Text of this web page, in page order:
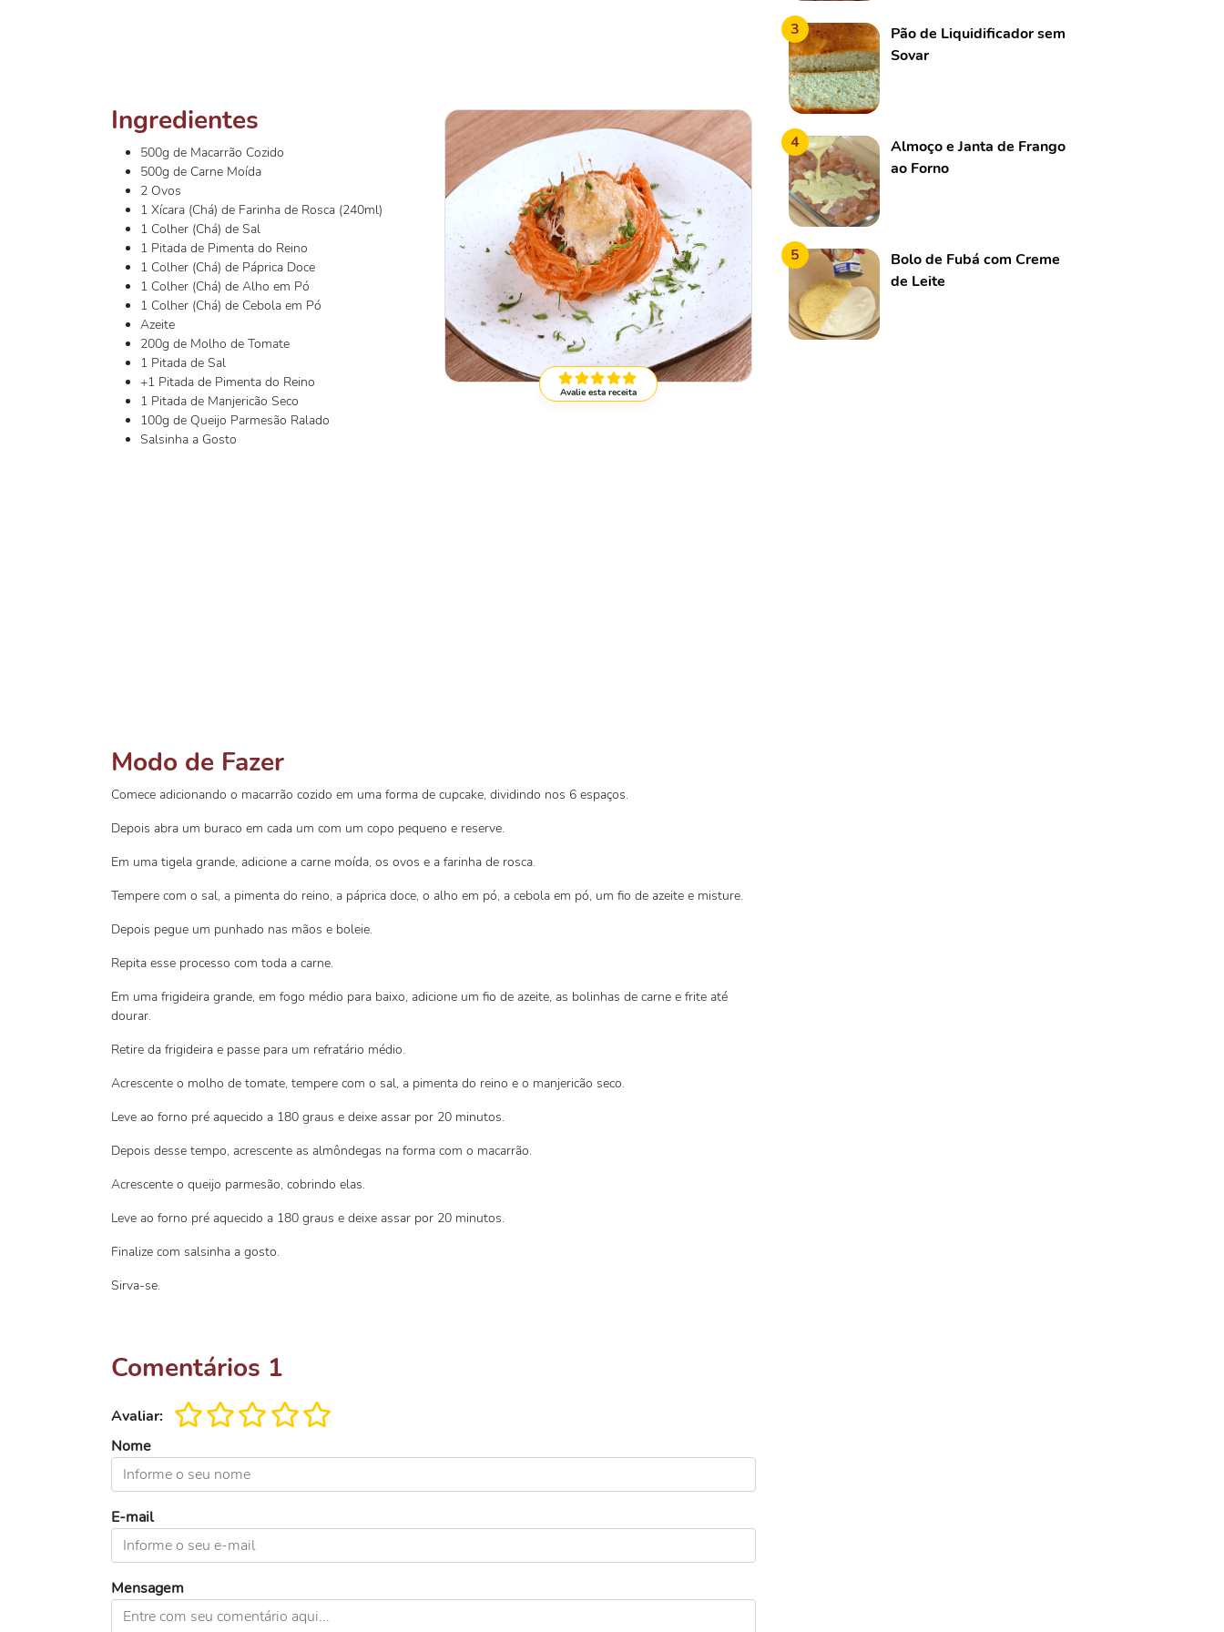
Avalie esta receita
Ingredientes
500g de Macarrão Cozido
500g de Carne Moída
2 Ovos
1 Xícara (Chá) de Farinha de Rosca (240ml)
1 Colher (Chá) de Sal
1 Pitada de Pimenta do Reino
1 Colher (Chá) de Páprica Doce
1 Colher (Chá) de Alho em Pó
1 Colher (Chá) de Cebola em Pó
Azeite
200g de Molho de Tomate
1 Pitada de Sal
+1 Pitada de Pimenta do Reino
1 Pitada de Manjericão Seco
100g de Queijo Parmesão Ralado
Salsinha a Gosto
Modo de Fazer
Comece adicionando o macarrão cozido em uma forma de cupcake, dividindo nos 6 espaços.
Depois abra um buraco em cada um com um copo pequeno e reserve.
Em uma tigela grande, adicione a carne moída, os ovos e a farinha de rosca.
Tempere com o sal, a pimenta do reino, a páprica doce, o alho em pó, a cebola em pó, um fio de azeite e misture.
Depois pegue um punhado nas mãos e boleie.
Repita esse processo com toda a carne.
Em uma frigideira grande, em fogo médio para baixo, adicione um fio de azeite, as bolinhas de carne e frite até
dourar.
Retire da frigideira e passe para um refratário médio.
Acrescente o molho de tomate, tempere com o sal, a pimenta do reino e o manjericão seco.
Leve ao forno pré aquecido a 180 graus e deixe assar por 20 minutos.
Depois desse tempo, acrescente as almôndegas na forma com o macarrão.
Acrescente o queijo parmesão, cobrindo elas.
Leve ao forno pré aquecido a 180 graus e deixe assar por 20 minutos.
Finalize com salsinha a gosto.
Sirva-se.
Comentários 1
Avaliar:
Nome
E-mail
Mensagem
3
Pão de Liquidificador sem
Sovar
4
Almoço e Janta de Frango
ao Forno
5
Bolo de Fubá com Creme
de Leite